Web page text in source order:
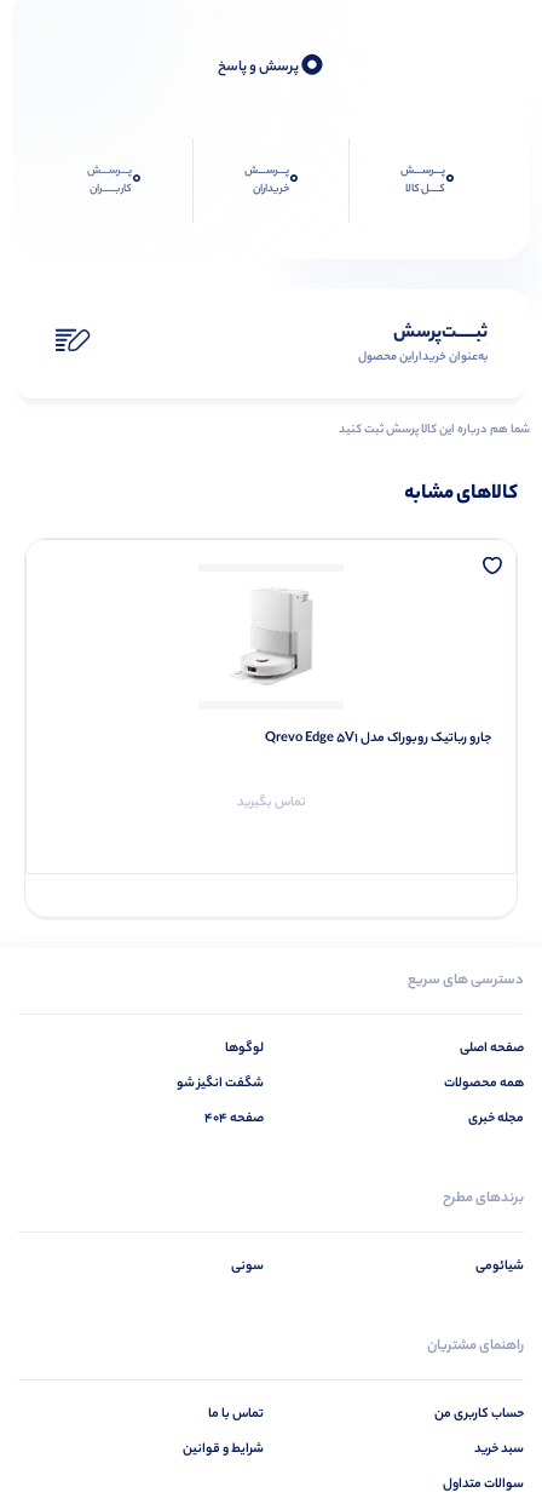
0پرسش و پاسخ
0پـــرســـش
کــــل کالا
0پـــرســـش
خریداران
0پـــرســـش
کاربـــــران
ثبـــــت‌پرسش
به‌عنوان ‌خریدار‌این‌ محصول
شما هم درباره این کالا پرسش ثبت کنید
کالاهای مشابه
جارو رباتیک روبوراک مدل Qrevo Edge 5V1
تماس بگیرید
دسترسی های سریع
صفحه اصلی
همه محصولات
مجله خبری
لوگوها
شگفت انگیز شو
صفحه 404
برندهای مطرح
شیائومی سونی
راهنمای مشتریان
حساب کاربری من
سبد خرید
سوالات متداول
تماس با ما
شرایط و قوانین